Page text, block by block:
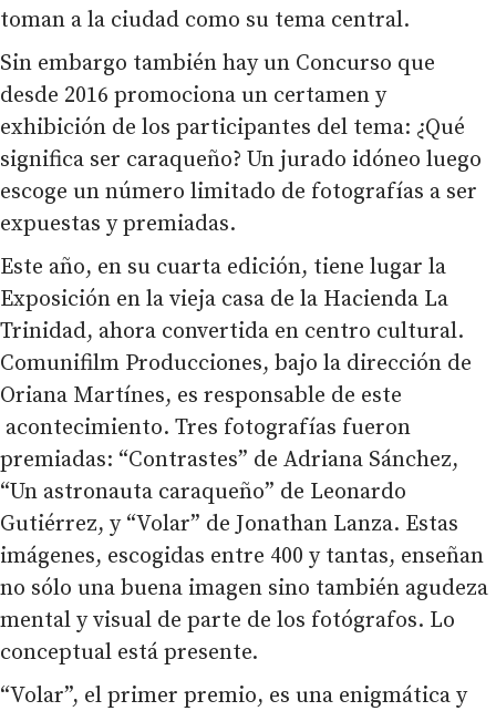
toman a la ciudad como su tema central.
Sin embargo también hay un Concurso que
desde 2016 promociona un certamen y
exhibición de los participantes del tema: ¿Qué
significa ser caraqueño? Un jurado idóneo luego
escoge un número limitado de fotografías a ser
expuestas y premiadas.
Este año, en su cuarta edición, tiene lugar la
Exposición en la vieja casa de la Hacienda La
Trinidad, ahora convertida en centro cultural.
Comunifilm Producciones, bajo la dirección de
Oriana Martínes, es responsable de este
acontecimiento. Tres fotografías fueron
premiadas: “Contrastes” de Adriana Sánchez,
“Un astronauta caraqueño” de Leonardo
Gutiérrez, y “Volar” de Jonathan Lanza. Estas
imágenes, escogidas entre 400 y tantas, enseñan
no sólo una buena imagen sino también agudeza
mental y visual de parte de los fotógrafos. Lo
conceptual está presente.
“Volar”, el primer premio, es una enigmática y